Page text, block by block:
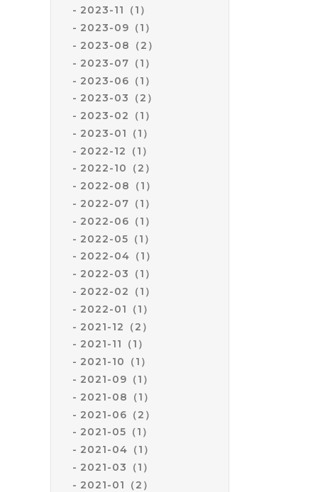
2023-11（1）
2023-09（1）
2023-08（2）
2023-07（1）
2023-06（1）
2023-03（2）
2023-02（1）
2023-01（1）
2022-12（1）
2022-10（2）
2022-08（1）
2022-07（1）
2022-06（1）
2022-05（1）
2022-04（1）
2022-03（1）
2022-02（1）
2022-01（1）
2021-12（2）
2021-11（1）
2021-10（1）
2021-09（1）
2021-08（1）
2021-06（2）
2021-05（1）
2021-04（1）
2021-03（1）
2021-01（2）